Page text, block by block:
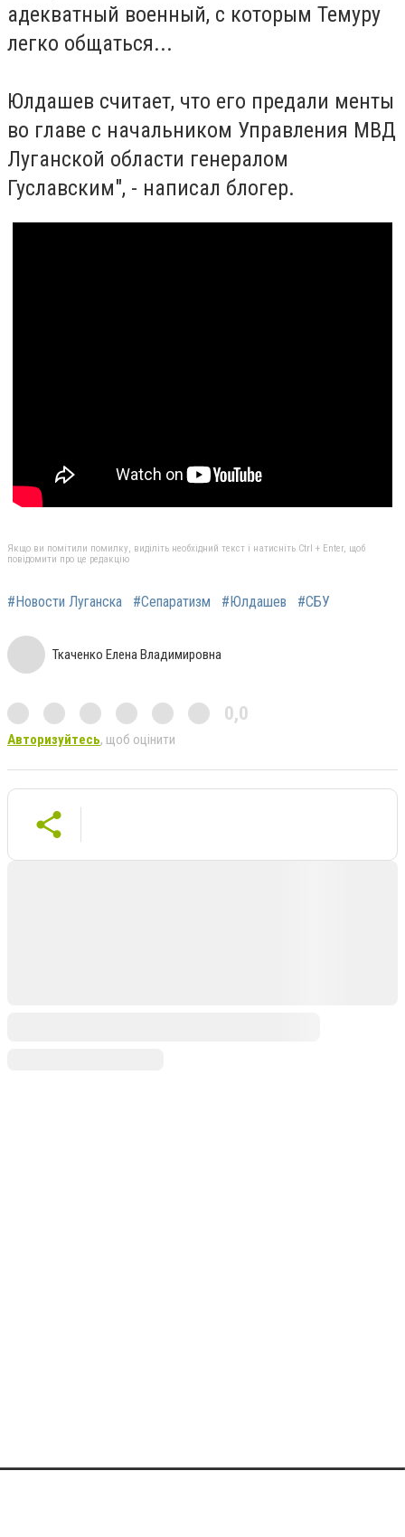
адекватный военный, с которым Темуру
легко общаться...
Юлдашев считает, что его предали менты
во главе с начальником Управления МВД
Луганской области генералом
Гуславским", - написал блогер.
Якщо ви помітили помилку, виділіть необхідний текст і натисніть Ctrl + Enter, щоб
повідомити про це редакцію
#Новости Луганска #Сепаратизм #Юлдашев #СБУ
Ткаченко Елена Владимировна
0,0
Авторизуйтесь, щоб оцінити